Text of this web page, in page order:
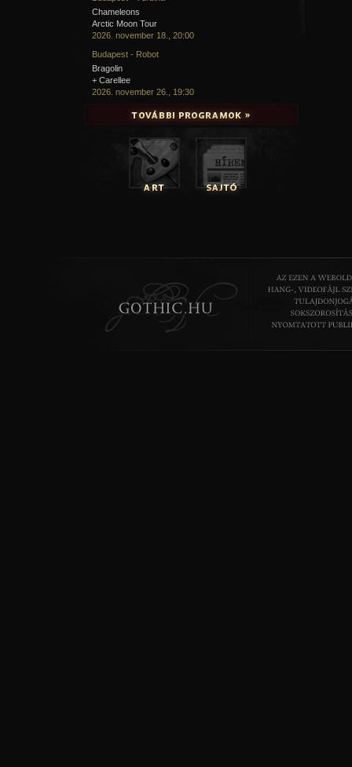
Chameleons
Arctic Moon Tour
2026. november 18., 20:00
Budapest - Robot
Bragolin
+ Carellee
2026. november 26., 19:30